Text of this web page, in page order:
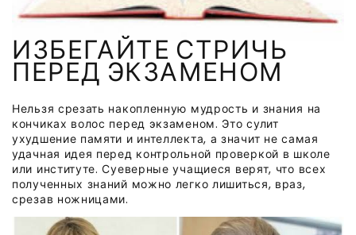
ИЗБЕГАЙТЕ СТРИЧЬ
ПЕРЕД ЭКЗАМЕНОМ
Нельзя срезать накопленную мудрость и знания на
кончиках волос перед экзаменом. Это сулит
ухудшение памяти и интеллекта, а значит не самая
удачная идея перед контрольной проверкой в школе
или институте. Суеверные учащиеся верят, что всех
полученных знаний можно легко лишиться, враз,
срезав ножницами.